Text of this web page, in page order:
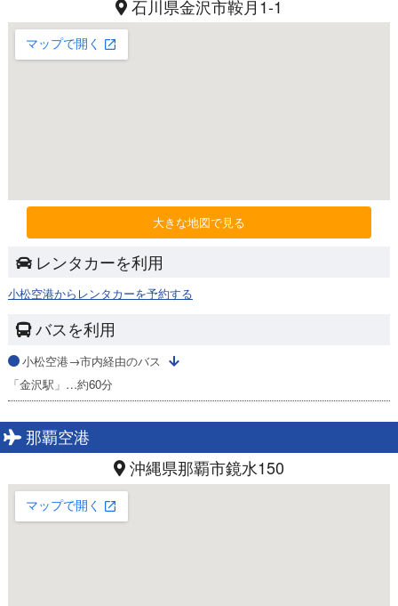
石川県金沢市鞍月1-1
大きな地図で見る
レンタカーを利用
小松空港からレンタカーを予約する
バスを利用
小松空港→市内経由のバス
「金沢駅」…約60分
那覇空港
沖縄県那覇市鏡水150